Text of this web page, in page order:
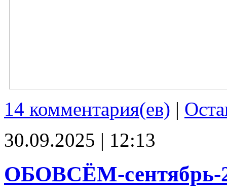
14 комментария(ев) |
30.09.2025 | 12:13
ОБОВСЁМ-сентябрь-